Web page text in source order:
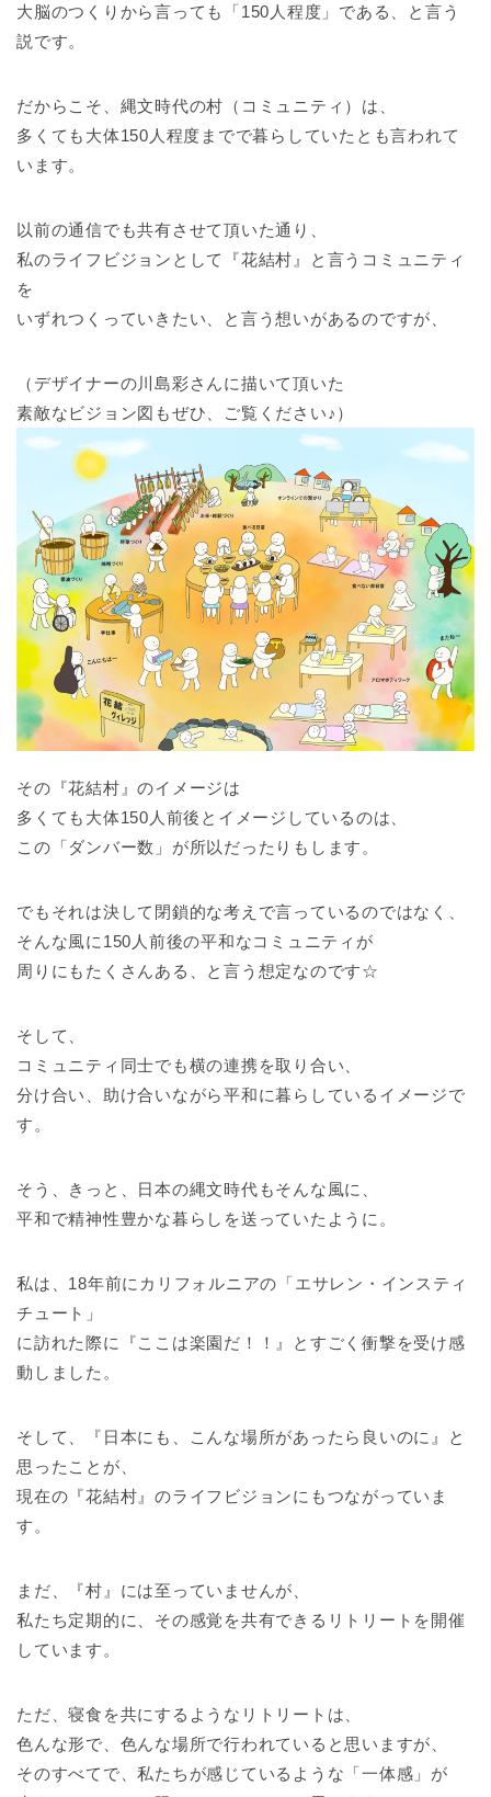
大脳のつくりから言っても「150人程度」である、と言う
説です。
だからこそ、縄文時代の村（コミュニティ）は、
多くても大体150人程度までで暮らしていたとも言われて
います。
以前の通信でも共有させて頂いた通り、
私のライフビジョンとして『花結村』と言うコミュニティ
を
いずれつくっていきたい、と言う想いがあるのですが、
（デザイナーの川島彩さんに描いて頂いた
素敵なビジョン図もぜひ、ご覧ください♪）
その『花結村』のイメージは
多くても大体150人前後とイメージしているのは、
この「ダンバー数」が所以だったりもします。
でもそれは決して閉鎖的な考えで言っているのではなく、
そんな風に150人前後の平和なコミュニティが
周りにもたくさんある、と言う想定なのです☆
そして、
コミュニティ同士でも横の連携を取り合い、
分け合い、助け合いながら平和に暮らしているイメージで
す。
そう、きっと、日本の縄文時代もそんな風に、
平和で精神性豊かな暮らしを送っていたように。
私は、18年前にカリフォルニアの「エサレン・インスティ
チュート」
に訪れた際に『ここは楽園だ！！』とすごく衝撃を受け感
動しました。
そして、『日本にも、こんな場所があったら良いのに』と
思ったことが、
現在の『花結村』のライフビジョンにもつながっていま
す。
まだ、『村』には至っていませんが、
私たち定期的に、その感覚を共有できるリトリートを開催
しています。
ただ、寝食を共にするようなリトリートは、
色んな形で、色んな場所で行われていると思いますが、
そのすべてで、私たちが感じているような「一体感」が